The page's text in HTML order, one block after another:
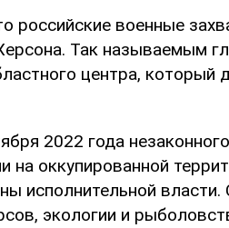
российские военные
Так называемым
центра,
2022 года
на оккупированной
исполнительной власти.
экологии и